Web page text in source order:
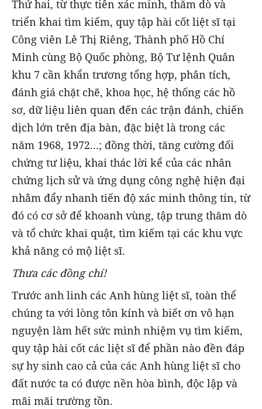
Thứ hai, từ thực tiễn xác minh, thăm dò và
triển khai tìm kiếm, quy tập hài cốt liệt sĩ tại
Công viên Lê Thị Riêng, Thành phố Hồ Chí
Minh cùng Bộ Quốc phòng, Bộ Tư lệnh Quân
khu 7 cần khẩn trương tổng hợp, phân tích,
đánh giá chặt chẽ, khoa học, hệ thống các hồ
sơ, dữ liệu liên quan đến các trận đánh, chiến
dịch lớn trên địa bàn, đặc biệt là trong các
năm 1968, 1972...; đồng thời, tăng cường đối
chứng tư liệu, khai thác lời kể của các nhân
chứng lịch sử và ứng dụng công nghệ hiện đại
nhằm đẩy nhanh tiến độ xác minh thông tin, từ
đó có cơ sở để khoanh vùng, tập trung thăm dò
và tổ chức khai quật, tìm kiếm tại các khu vực
khả năng có mộ liệt sĩ.
Thưa các đồng chí!
Trước anh linh các Anh hùng liệt sĩ, toàn thể
chúng ta với lòng tôn kính và biết ơn vô hạn
nguyện làm hết sức mình nhiệm vụ tìm kiếm,
quy tập hài cốt các liệt sĩ để phần nào đền đáp
sự hy sinh cao cả của các Anh hùng liệt sĩ cho
đất nước ta có được nền hòa bình, độc lập và
mãi mãi trường tồn.